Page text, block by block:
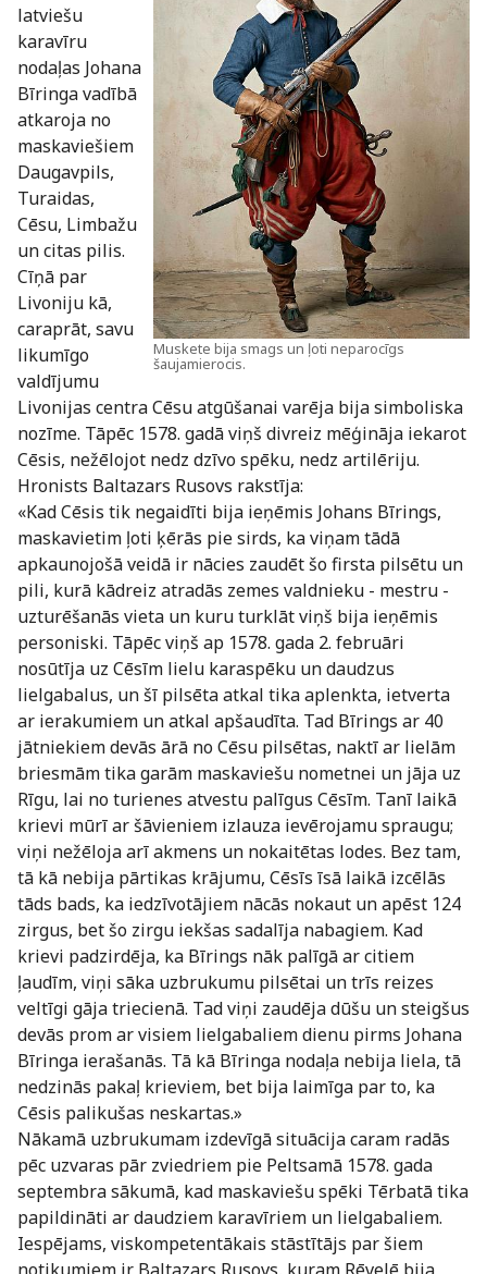
Muskete bija smags un ļoti neparocīgs
šaujamierocis.
latviešu
karavīru
nodaļas Johana
Bīringa vadībā
atkaroja no
maskaviešiem
Daugavpils,
Turaidas,
Cēsu, Limbažu
un citas pilis.
Cīņā par
Livoniju kā,
caraprāt, savu
likumīgo
valdījumu
Livonijas centra Cēsu atgūšanai varēja bija simboliska
nozīme. Tāpēc 1578. gadā viņš divreiz mēģināja iekarot
Cēsis, nežēlojot nedz dzīvo spēku, nedz artilēriju.
Hronists Baltazars Rusovs rakstīja:
«Kad Cēsis tik negaidīti bija ieņēmis Johans Bīrings,
maskavietim ļoti ķērās pie sirds, ka viņam tādā
apkaunojošā veidā ir nācies zaudēt šo firsta pilsētu un
pili, kurā kādreiz atradās zemes valdnieku - mestru -
uzturēšanās vieta un kuru turklāt viņš bija ieņēmis
personiski. Tāpēc viņš ap 1578. gada 2. februāri
nosūtīja uz Cēsīm lielu karaspēku un daudzus
lielgabalus, un šī pilsēta atkal tika aplenkta, ietverta
ar ierakumiem un atkal apšaudīta. Tad Bīrings ar 40
jātniekiem devās ārā no Cēsu pilsētas, naktī ar lielām
briesmām tika garām maskaviešu nometnei un jāja uz
Rīgu, lai no turienes atvestu palīgus Cēsīm. Tanī laikā
krievi mūrī ar šāvieniem izlauza ievērojamu spraugu;
viņi nežēloja arī akmens un nokaitētas lodes. Bez tam,
tā kā nebija pārtikas krājumu, Cēsīs īsā laikā izcēlās
tāds bads, ka iedzīvotājiem nācās nokaut un apēst 124
zirgus, bet šo zirgu iekšas sadalīja nabagiem. Kad
krievi padzirdēja, ka Bīrings nāk palīgā ar citiem
ļaudīm, viņi sāka uzbrukumu pilsētai un trīs reizes
veltīgi gāja triecienā. Tad viņi zaudēja dūšu un steigšus
devās prom ar visiem lielgabaliem dienu pirms Johana
Bīringa ierašanās. Tā kā Bīringa nodaļa nebija liela, tā
nedzinās pakaļ krieviem, bet bija laimīga par to, ka
Cēsis palikušas neskartas.»
Nākamā uzbrukumam izdevīgā situācija caram radās
pēc uzvaras pār zviedriem pie Peltsamā 1578. gada
septembra sākumā, kad maskaviešu spēki Tērbatā tika
papildināti ar daudziem karavīriem un lielgabaliem.
Iespējams, viskompetentākais stāstītājs par šiem
notikumiem ir Baltazars Rusovs, kuram Rēvelē bija